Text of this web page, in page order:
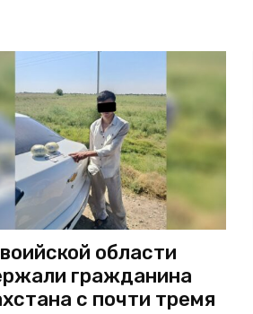
области
гражданина
с почти тремя